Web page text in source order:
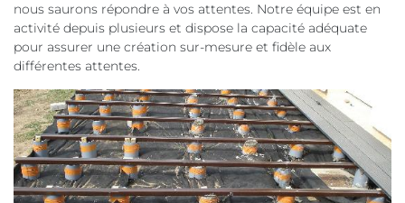
nous saurons répondre à vos attentes. Notre équipe est en
activité depuis plusieurs et dispose la capacité adéquate
pour assurer une création sur-mesure et fidèle aux
différentes attentes.